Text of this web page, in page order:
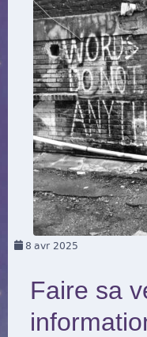
8 avr 2025
Faire sa